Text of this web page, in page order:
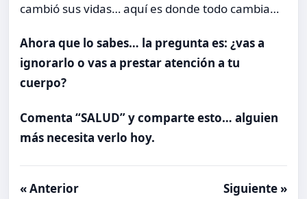
cambió sus vidas… aquí es donde todo cambia…
Ahora que lo sabes… la pregunta es: ¿vas a
ignorarlo o vas a prestar atención a tu
cuerpo?
Comenta “SALUD” y comparte esto… alguien
más necesita verlo hoy.
« Anterior Siguiente »